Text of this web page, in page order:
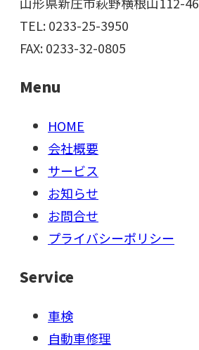
TEL: 0233-25-3950
FAX: 0233-32-0805
Menu
HOME
会社概要
サービス
お知らせ
お問合せ
プライバシーポリシー
Service
車検
自動車修理